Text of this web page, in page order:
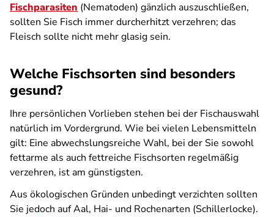
Fischparasiten (Nematoden) gänzlich auszuschließen,
sollten Sie Fisch immer durcherhitzt verzehren; das
Fleisch sollte nicht mehr glasig sein.
Welche Fischsorten sind besonders
gesund?
Ihre persönlichen Vorlieben stehen bei der Fischauswahl
natürlich im Vordergrund. Wie bei vielen Lebensmitteln
gilt: Eine abwechslungsreiche Wahl, bei der Sie sowohl
fettarme als auch fettreiche Fischsorten regelmäßig
verzehren, ist am günstigsten.
Aus ökologischen Gründen unbedingt verzichten sollten
Sie jedoch auf Aal, Hai- und Rochenarten (Schillerlocke).